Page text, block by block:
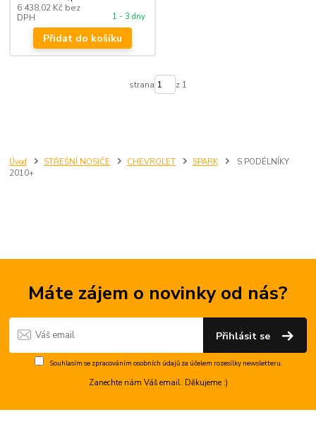
Úvod STŘEŠNÍ NOSIČE CHEVROLET SPARK
S PODÉLNÍKY
2010+
6 438,02 Kč bez
DPH
1 - 3 dny
Přidat do košíku
strana z 1
Máte zájem o novinky od nás?
Přihlásit se
Souhlasím se zpracováním osobních údajůza účelem rozesílky newsletteru.
Zanechte nám Váš email. Děkujeme :)